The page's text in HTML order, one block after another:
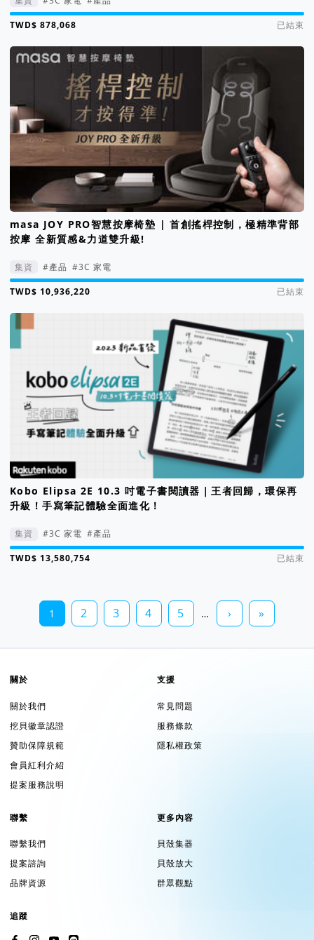
集資進度 850%
已結束
masa JOY PRO智慧按摩椅墊 | 首創搖桿控制，極精準背部
按摩 全新質感&力道雙升級!
集資 #產品 #3C 家電
集資進度 2188%
已結束
Kobo Elipsa 2E 10.3 吋電子書閱讀器｜王者回歸，環保再
升級！手寫筆記體驗全面進化！
集資 #3C 家電 #產品
集資進度 1346%
已結束
1 2 3 4 5 … › »
關於
關於我們
挖貝徽章認證
贊助保障規範
會員紅利介紹
提案服務說明
支援
常見問題
服務條款
隱私權政策
聯繫
聯繫我們
提案諮詢
品牌資源
更多內容
貝殼集器
貝殼放大
群眾觀點
追蹤